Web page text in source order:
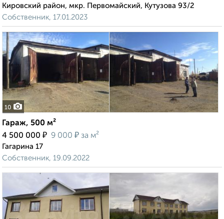
Кировский район, мкр. Первомайский, Кутузова 93/2
Собственник, 17.01.2023
10
Гараж, 500 м²
4 500 000 ₽ 9 000 ₽ за м²
Гагарина 17
Собственник, 19.09.2022